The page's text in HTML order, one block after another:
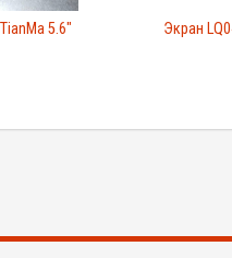
5.6" Экран